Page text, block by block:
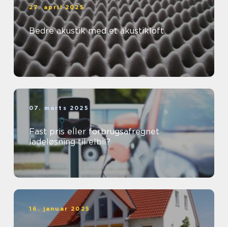
27. april 2025
Bedre akustik med et akustikloft
07. marts 2025
Fast pris eller forbrugsafregnet
ladeløsning til elbil?
16. januar 2025